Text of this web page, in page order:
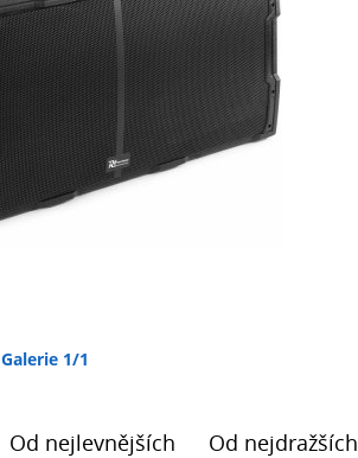
Galerie 1/1
Od nejlevnějších Od nejdražších